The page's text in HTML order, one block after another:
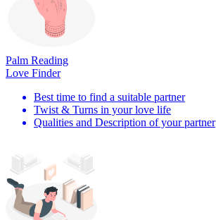
Palm Reading
Love Finder
Best time to find a suitable partner
Twist & Turns in your love life
Qualities and Description of your partner